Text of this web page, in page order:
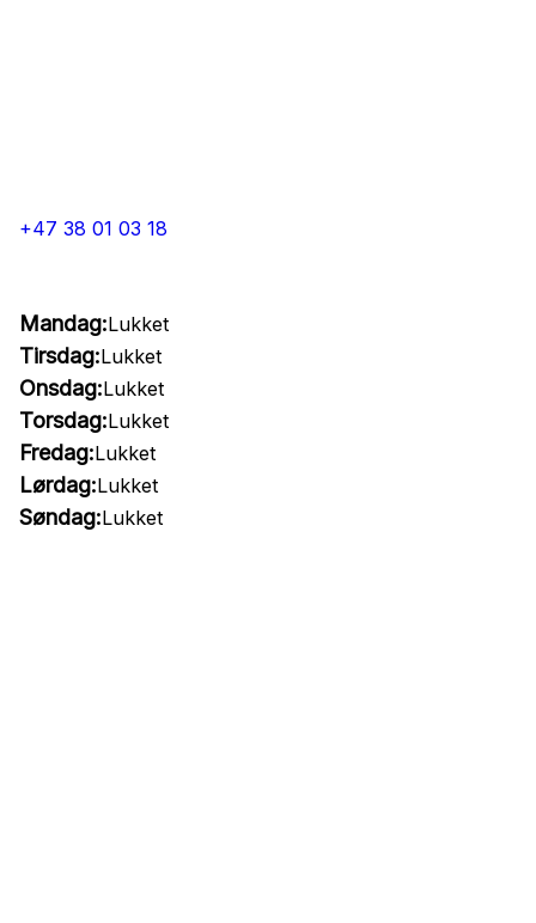
+47 38 01 03 18
Mandag:Lukket
Tirsdag:Lukket
Onsdag:Lukket
Torsdag:Lukket
Fredag:Lukket
Lørdag:Lukket
Søndag:Lukket